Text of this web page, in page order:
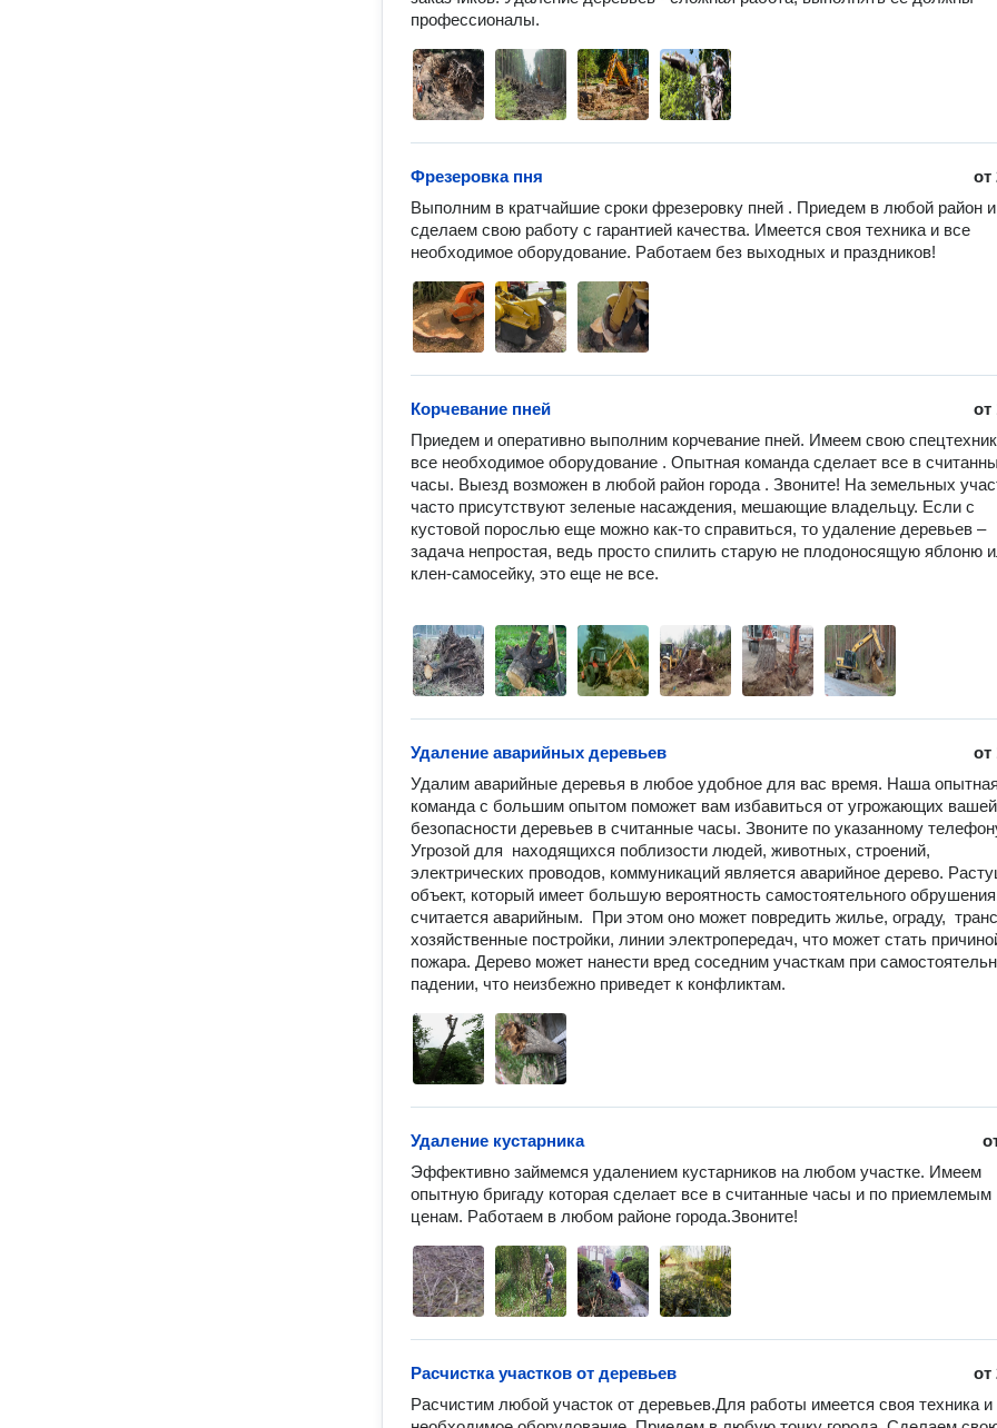
профессионалы.
от
Фрезеровка пня
Выполним в кратчайшие сроки фрезеровку пней . Приедем в любой район и
сделаем свою работу с гарантией качества. Имеется своя техника и все
необходимое оборудование. Работаем без выходных и праздников!
от
Корчевание пней
Приедем и оперативно выполним корчевание пней. Имеем свою
все необходимое оборудование . Опытная команда сделает все в
часы. Выезд возможен в любой район города . Звоните! На земельных
часто присутствуют зеленые насаждения, мешающие владельцу. Если с
кустовой порослью еще можно как-то справиться, то удаление деревьев –
задача непростая, ведь просто спилить старую не плодоносящую яблоню
клен-самосейку, это еще не все.
от
Удаление аварийных деревьев
Удалим аварийные деревья в любое удобное для вас время. Наша опытная
команда с большим опытом поможет вам избавиться от угрожающих вашей
безопасности деревьев в считанные часы. Звоните по указанному
Угрозой для  находящихся поблизости людей, животных, строений,
электрических проводов, коммуникаций является аварийное дерево.
объект, который имеет большую вероятность самостоятельного
считается аварийным.  При этом оно может повредить жилье, ограду,
хозяйственные постройки, линии электропередач, что может стать
пожара. Дерево может нанести вред соседним участкам при
падении, что неизбежно приведет к конфликтам.
Удаление кустарника
Эффективно займемся удалением кустарников на любом участке. Имеем
опытную бригаду которая сделает все в считанные часы и по приемлемым
ценам. Работаем в любом районе города.Звоните!
от
Расчистка участков от деревьев
Расчистим любой участок от деревьев.Для работы имеется своя техника и